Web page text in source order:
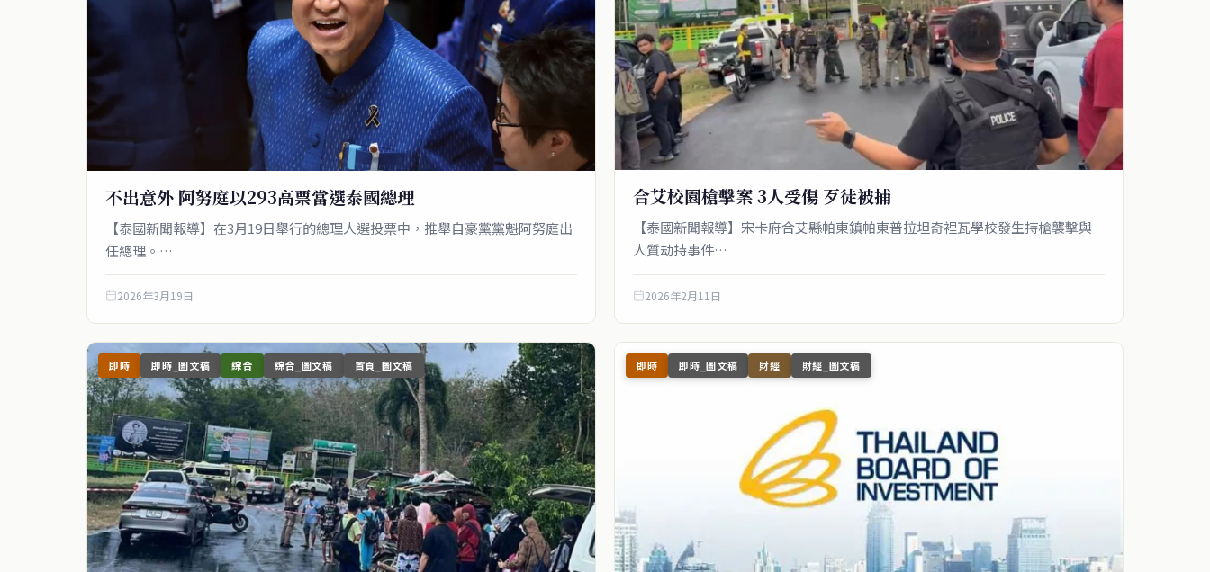
不出意外 阿努庭以293高票當選泰國總理
【泰國新聞報導】在3月19日舉行的總理人選投票中，推舉自豪黨黨魁阿努庭出
任總理。…
2026年3月19日
合艾校園槍擊案 3人受傷 歹徒被捕
【泰國新聞報導】宋卡府合艾縣帕東鎮帕東普拉坦奇裡瓦學校發生持槍襲擊與
人質劫持事件…
2026年2月11日
即時 即時_圖文稿 綜合 綜合_圖文稿 首頁_圖文稿 即時 即時_圖文稿 財經 財經_圖文稿